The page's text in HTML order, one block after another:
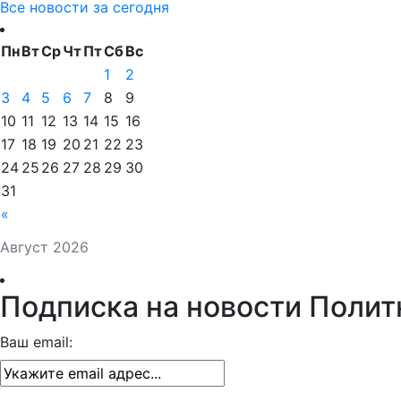
Все новости за сегодня
Август 2026
ПнВтСрЧтПтСбВс
«
1
2
3
4 5 6 7 8
9
10 11 12 13 14 15 16
17 18 19 20 21 22 23
24 25 26 27 28 29 30
31
Подписка на новости
Ваш email: